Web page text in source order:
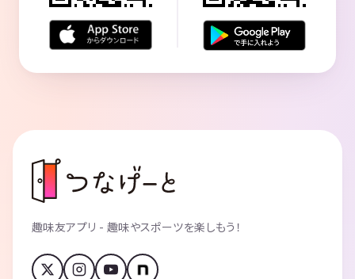
趣味友アプリ - 趣味やスポーツを楽しもう！